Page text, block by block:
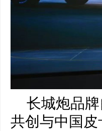
长城炮品
共创与中国